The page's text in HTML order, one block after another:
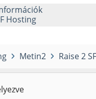
Hosting
Metin2 Raise 2